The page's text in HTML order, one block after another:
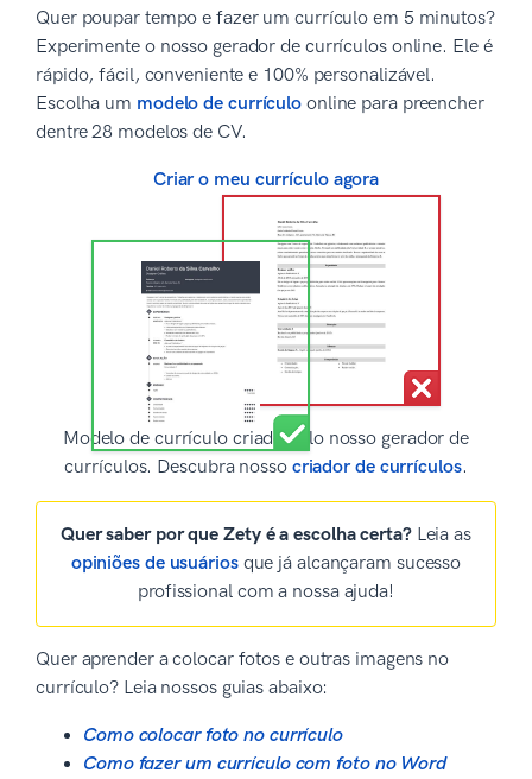
Quer poupar tempo e fazer um currículo em 5 minutos?
Experimente o nosso gerador de currículos online. Ele é
rápido, fácil, conveniente e 100% personalizável.
Escolha um modelo de currículo online para preencher
dentre 28 modelos de CV.
Criar o meu currículo agora
Modelo de currículo criado pelo nosso gerador de
currículos. Descubra nosso criador de currículos.
Quer saber por que Zety é a escolha certa?Leia as
opiniões de usuáriosque já alcançaram sucesso
profissional com a nossa ajuda!
Quer aprender a colocar fotos e outras imagens no
currículo? Leia nossos guias abaixo:
Como colocar foto no currículo
Como fazer um currículo com foto no Word